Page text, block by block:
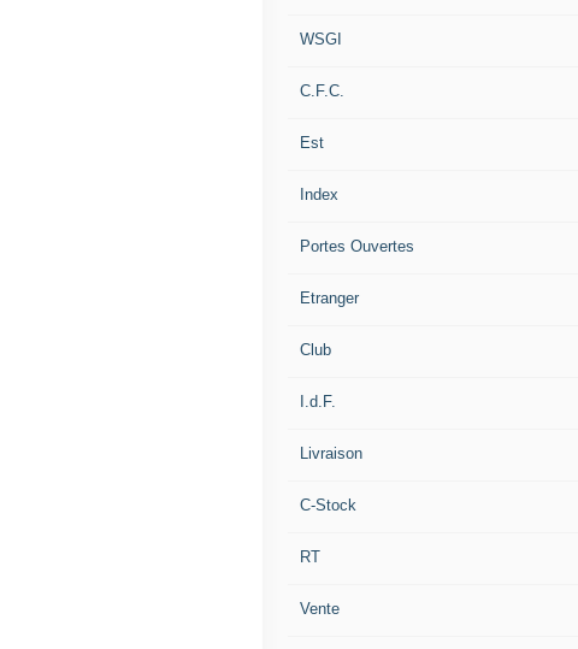
WSGI
C.F.C.
Est
Index
Portes Ouvertes
Etranger
Club
I.d.F.
Livraison
C-Stock
RT
Vente